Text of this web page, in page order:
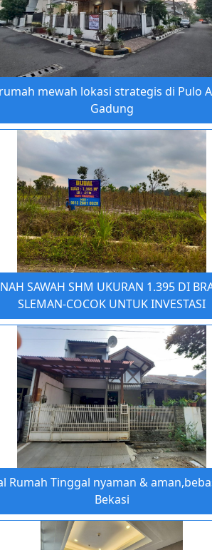
mewah lokasi strategis di Pulo
Gadung
SAWAH SHM UKURAN 1.395 DI
SLEMAN-COCOK UNTUK INVESTASI
Rumah Tinggal nyaman &
Bekasi